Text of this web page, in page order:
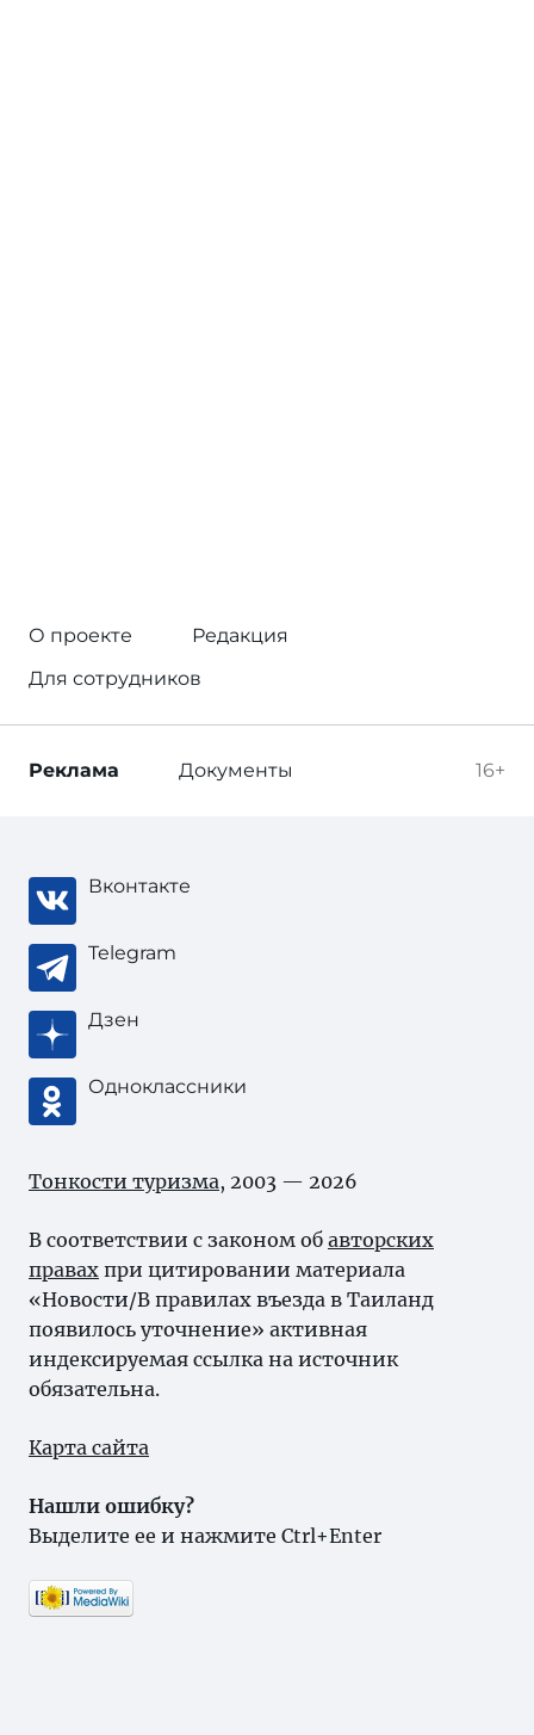
О проекте
Редакция
Для сотрудников
16+
Реклама Документы
Вконтакте
Telegram
Дзен
Одноклассники
Тонкости туризма, 2003 — 2026
В соответствии с законом об авторских
правах при цитировании материала
«Новости/В правилах въезда в Таиланд
появилось уточнение» активная
индексируемая ссылка на источник
обязательна.
Карта сайта
Нашли ошибку?
Выделите ее и нажмите Ctrl+Enter